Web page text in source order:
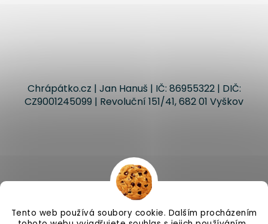
Tento web používá soubory cookie. Dalším procházením
Chrápátko.cz | Jan Hanuš | IČ: 86955322 | DIČ:
CZ9001245099 | Revoluční 151/41, 682 01 Vyškov